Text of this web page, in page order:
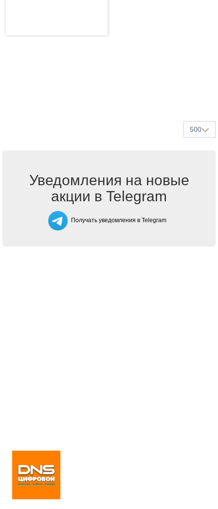
500
Уведомления на новые
акции в Telegram
Получать уведомления в Telegram